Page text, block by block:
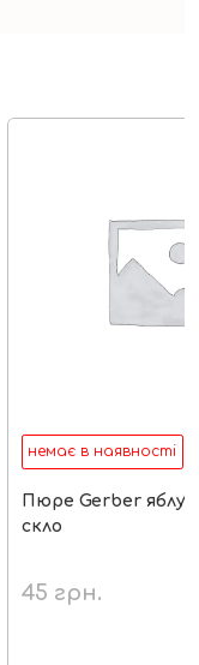
немає в наявності
Пюре Gerber
скло
45 грн.